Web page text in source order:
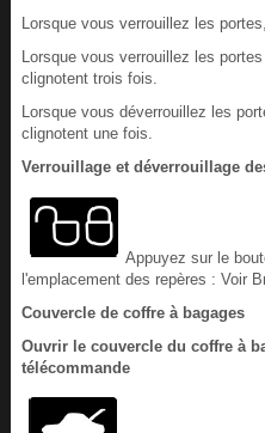
Lorsque vous verrouillez les
Lorsque vous verrouillez les
clignotent trois fois.
Lorsque vous déverrouillez les
clignotent une fois.
Verrouillage et déverrouillage
Appuyez sur le
l'emplacement des repères : Voir
Couvercle de coffre à bagages
Ouvrir le couvercle du coffre à
télécommande